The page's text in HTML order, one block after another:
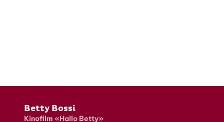
Fusszeile
Betty Bossi
Kinofilm «Hallo Betty»